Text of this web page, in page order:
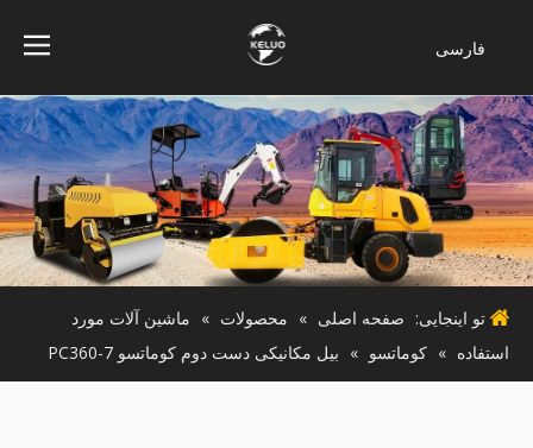
فارسی
indonesia
Türk dili
ไทย
Italiano
Deutsch
Português
Español
Pусский
تو اینجایی: صفحه اصلی » محصولات » ماشین آلات مورد
استفاده » کوماتسو » بیل مکانیکی دست دوم کوماتسو PC360-7